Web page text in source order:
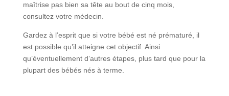
maîtrise pas bien sa tête au bout de cinq mois,
consultez votre médecin.
Gardez à l’esprit que si votre bébé est né prématuré, il
est possible qu’il atteigne cet objectif. Ainsi
qu’éventuellement d’autres étapes, plus tard que pour la
plupart des bébés nés à terme.